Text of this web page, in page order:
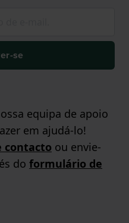
se
equipa de apoio
em ajudá-lo!
contacto ou envie-
do formulário de